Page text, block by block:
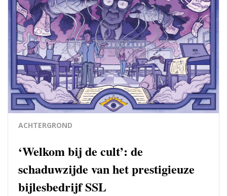
ACHTERGROND
‘Welkom bij de cult’: de
schaduwzijde van het prestigieuze
bijlesbedrijf SSL